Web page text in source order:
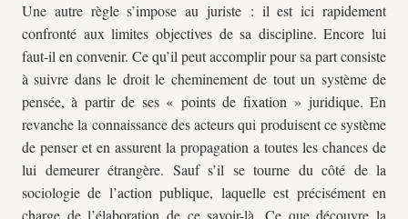
Une autre règle s’impose au juriste : il est ici rapidement
confronté aux limites objectives de sa discipline. Encore lui
faut-il en convenir. Ce qu’il peut accomplir pour sa part consiste
à suivre dans le droit le cheminement de tout un système de
pensée, à partir de ses « points de fixation » juridique. En
revanche la connaissance des acteurs qui produisent ce système
de penser et en assurent la propagation a toutes les chances de
lui demeurer étrangère. Sauf s’il se tourne du côté de la
sociologie de l’action publique, laquelle est précisément en
charge de l’élaboration de ce savoir-là. Ce que découvre la